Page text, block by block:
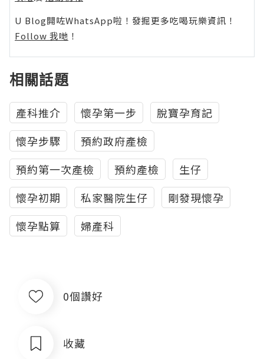
U Blog開咗WhatsApp啦！發掘更多吃喝玩樂資訊！
Follow 我哋 ！
相關話題
產科推介 懷孕第一步
脫寶孕育記
懷孕步驟
預約政府產檢
預約第一次產檢
預約產檢
生仔
懷孕初期
私家醫院生仔
剛發現懷孕
懷孕點算
婦產科
0個讚好
收藏